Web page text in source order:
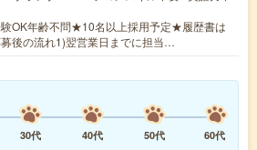
OK年齢不問★10名以上採用予定★履歴書は
後の流れ1)翌営業日までに担当…
30代 40代 50代
60代